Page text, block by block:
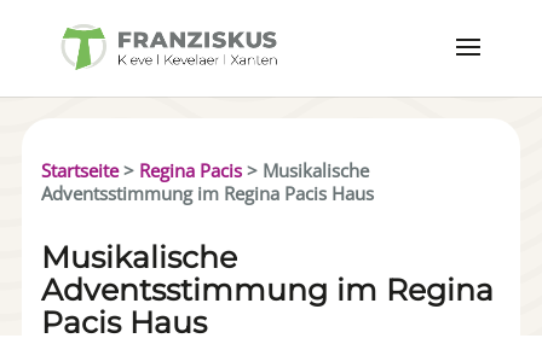
Startseite> Regina Pacis> Musikalische
Adventsstimmung im Regina Pacis Haus
Musikalische
Adventsstimmung im Regina
Pacis Haus